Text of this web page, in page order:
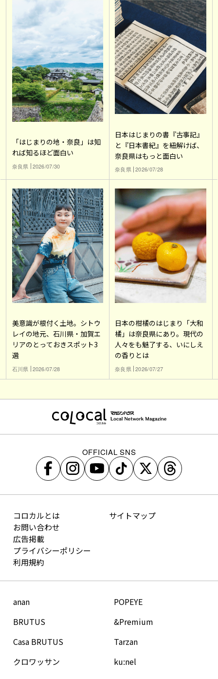
「はじまりの地・奈良」は知
れば知るほど面白い
奈良県 2026/07/30
日本はじまりの書『古事記』
と『日本書紀』を紐解けば、
奈良県はもっと面白い
奈良県 2026/07/28
美意識が根付く土地。シトウ
レイの地元、石川県・加賀エ
リアのとっておきスポット3
選
石川県 2026/07/28
日本の柑橘のはじまり「大和
橘」は奈良県にあり。現代の
人々をも魅了する、いにしえ
の香りとは
奈良県 2026/07/27
OFFICIAL SNS
コロカルとは
お問い合わせ
広告掲載
プライバシーポリシー
利用規約
サイトマップ
anan
BRUTUS
Casa BRUTUS
クロワッサン
POPEYE
&Premium
Tarzan
ku:nel